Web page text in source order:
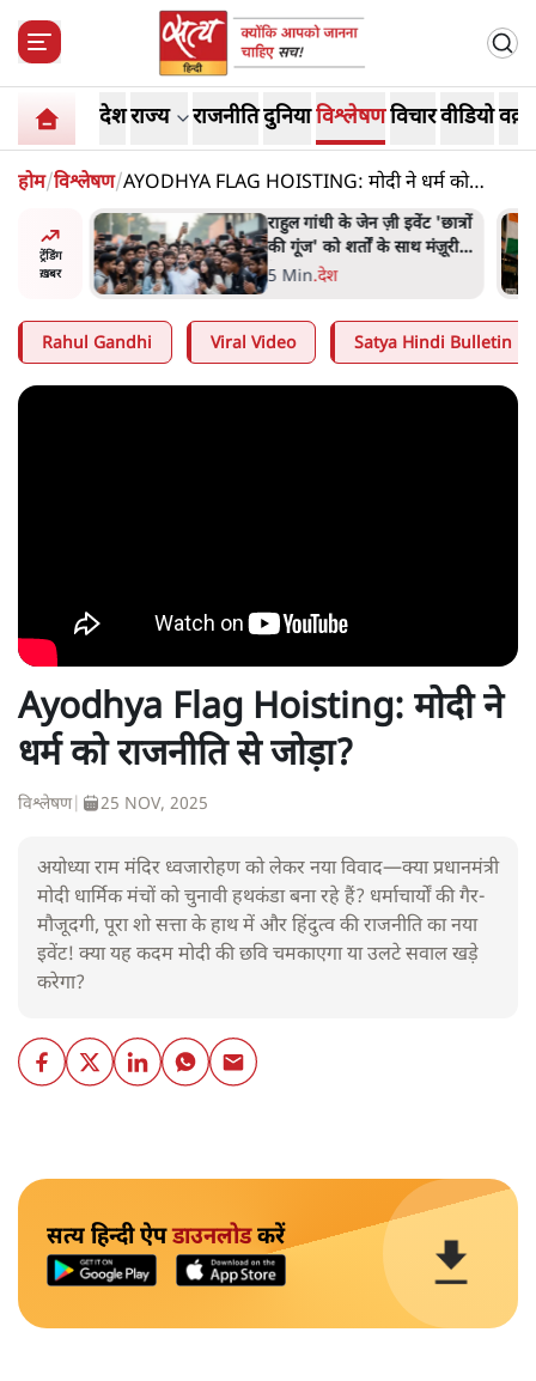
देशराज्य राजनीतिदुनियाविश्लेषणविचारवीडियो
होम/विश्लेषण/AYODHYA FLAG HOISTING: मोदी ने धर्म को
राजनीति से जोड़ा?
ट्रेंडिंग
ख़बर
राहुल गांधी के जेन ज़ी इवेंट 'छात्रों
की गूंज' को शर्तों के साथ मंज़ूरी
देना पड़ा
5 Min.देश
Rahul Gandhi Viral Video Satya Hindi Bulletin
Ayodhya Flag Hoisting: मोदी ने
धर्म को राजनीति से जोड़ा?
विश्लेषण| 25 NOV, 2025
अयोध्या राम मंदिर ध्वजारोहण को लेकर नया विवाद—क्या प्रधानमंत्री
मोदी धार्मिक मंचों को चुनावी हथकंडा बना रहे हैं? धर्माचार्यों की गैर-
मौजूदगी, पूरा शो सत्ता के हाथ में और हिंदुत्व की राजनीति का नया
इवेंट! क्या यह कदम मोदी की छवि चमकाएगा या उलटे सवाल खड़े
करेगा?
सत्य हिन्दी ऐपडाउनलोडकरें